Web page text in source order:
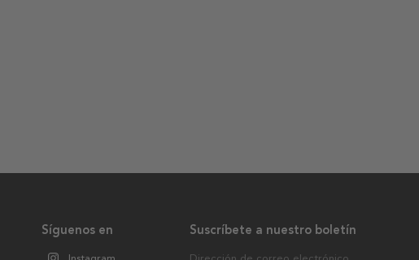
Suscríbete a nuestro boletín
Síguenos en
Instagram